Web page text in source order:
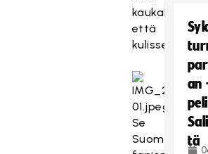
kaukalossa
että
kulisseissa.
Se
Suomi-
an
tä